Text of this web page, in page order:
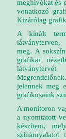
meghívókat és
vonatkozó
Kizárólag
A kínált
meg. A
grafikai
jelennek meg
grafikusaink
A monitoron
a nyomtatott
készíteni,
színárnyalatot